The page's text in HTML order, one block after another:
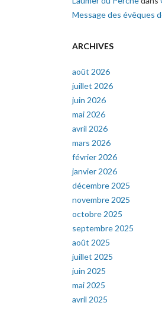
Message des évêques
ARCHIVES
août 2026
juillet 2026
juin 2026
mai 2026
avril 2026
mars 2026
février 2026
janvier 2026
décembre 2025
novembre 2025
octobre 2025
septembre 2025
août 2025
juillet 2025
juin 2025
mai 2025
avril 2025